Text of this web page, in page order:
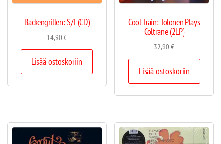
Backengrillen: S/T (CD)
14,90€
Lisää ostoskoriin
Cool Train: Tolonen Plays
Coltrane (2LP)
32,90€
Lisää ostoskoriin